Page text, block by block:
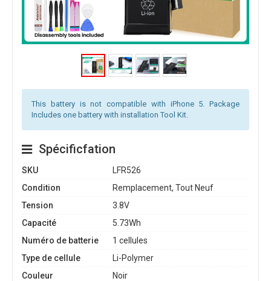
This battery is not compatible with iPhone 5. Package
Includes one battery with installation Tool Kit.
Spécificfation
SKU
LFR526
Condition
Remplacement, Tout Neuf
Tension
3.8V
Capacité
5.73Wh
Numéro de batterie
1 cellules
Type de cellule
Li-Polymer
Couleur
Noir